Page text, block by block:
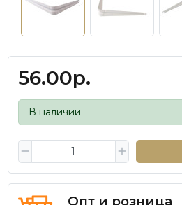
56.00р.
В наличии
Опт и розница